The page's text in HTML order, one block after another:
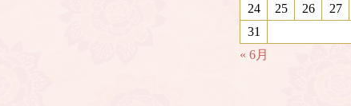
24
25 26 27
31
« 6月